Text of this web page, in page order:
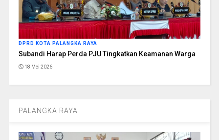
DPRD KOTA PALANGKA RAYA
Subandi Harap Perda PJU Tingkatkan Keamanan Warga
18 Mei 2026
PALANGKA RAYA